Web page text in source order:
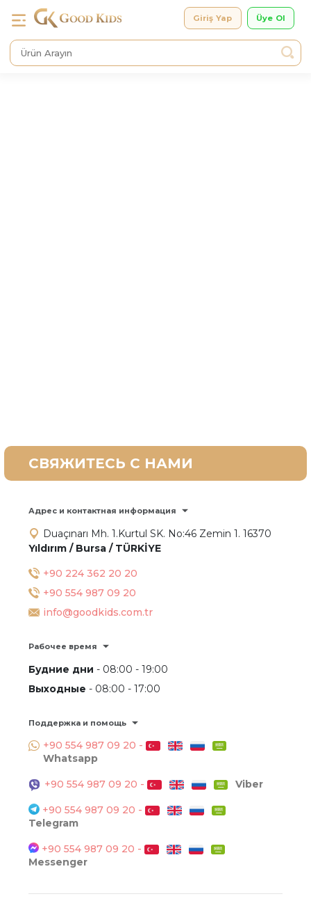
Giriş Yap
СВЯЖИТЕСЬ С НАМИ
Адрес и контактная информация
Duaçınarı Mh. 1.Kurtul SK. No:46 Zemin 1. 16370
Yıldırım / Bursa / TÜRKİYE
+90 224 362 20 20
+90 554 987 09 20
info@goodkids.com.tr
Рабочее время
Будние дни- 08:00 - 19:00
Выходные- 08:00 - 17:00
Поддержка и помощь
+90 554 987 09 20 -
Whatsapp
+90 554 987 09 20 - Viber
+90 554 987 09 20 -
Telegram
+90 554 987 09 20 -
Messenger